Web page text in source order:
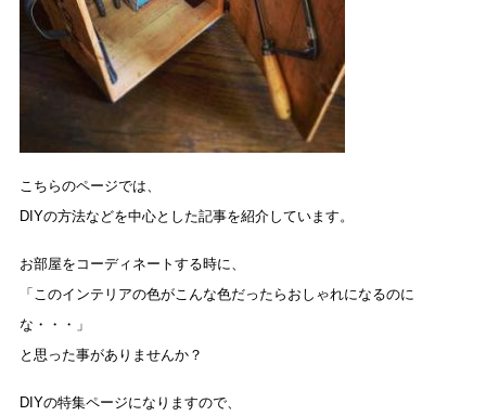
こちらのページでは、
DIYの方法などを中心とした記事を紹介しています。
お部屋をコーディネートする時に、
「このインテリアの色がこんな色だったらおしゃれになるのに
な・・・」
と思った事がありませんか？
DIYの特集ページになりますので、